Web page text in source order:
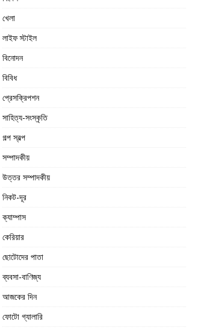
খেলা
লাইফ স্টাইল
বিনোদন
বিবিধ
প্রেসক্রিপশন
সাহিত্য-সংস্কৃতি
গল্প স্বল্প
সম্পাদকীয়
উত্তর সম্পাদকীয়
নিকট-দূর
ক্যাম্পাস
কেরিয়ার
ছোটোদের পাতা
ব্যবসা-বাণিজ্য
আজকের দিন
ফোটো গ্যালারি